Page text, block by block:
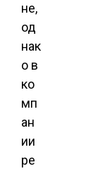
не,
од
нак
о в
ко
мп
ан
ии
ре